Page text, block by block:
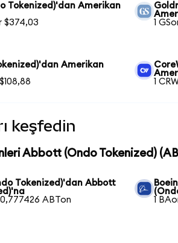
Tokenized)'dan Amerikan
$374,03
1
Amerikan
1
keşfedin
Abbott (Ondo Tokenized)
Tokenized)'dan Abbott
ABTon
1